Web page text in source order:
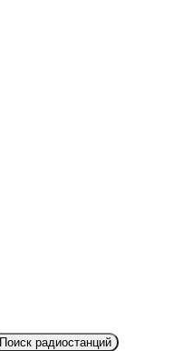
Поиск радиостанций